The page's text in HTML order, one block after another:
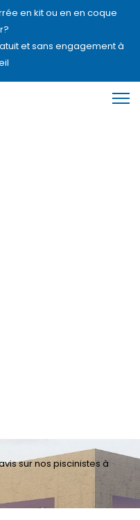
en kit ou en en coque
et sans engagement à
sur nos piscinistes à